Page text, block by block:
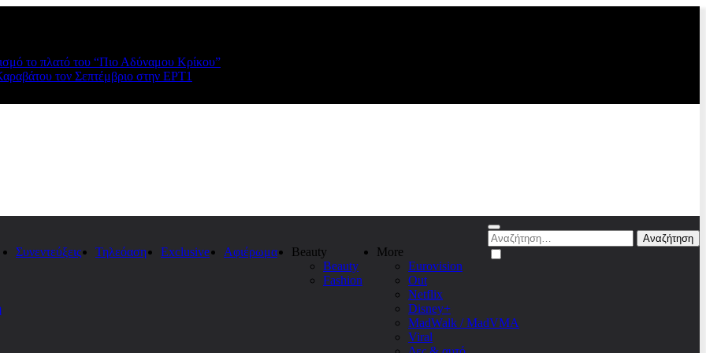
το πλατό του “Πιο Αδύναμου Κρίκου”
τον Σεπτέμβριο στην ΕΡΤ1
Συνεντεύξεις Τηλεόαση Exclusive Αφιέρωμα
Beauty
Beauty
Fashion
More
Eurovision
Out
Netflix
Disney+
MadWalk / MadVMA
Viral
Αναζήτηση
για: